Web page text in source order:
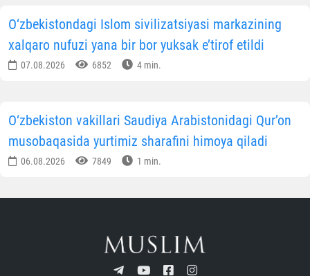
O‘zbekistondagi Islom sivilizatsiyasi markazining
xalqaro nufuzi yana bir bor yuksak e’tirof etildi
07.08.2026 6852 4 min.
O‘zbekiston vakillari Saudiya Arabistonidagi Qur’on
musobaqasida yurtimiz sharafini himoya qiladi
06.08.2026 7849 1 min.